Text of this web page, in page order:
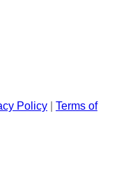
Policy
Terms of